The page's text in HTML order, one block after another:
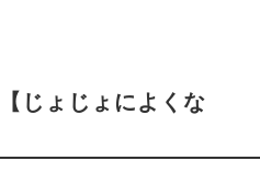
じょじょによくな